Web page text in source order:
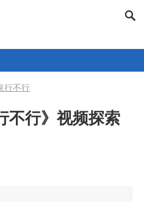
行不行
不行》视频探索